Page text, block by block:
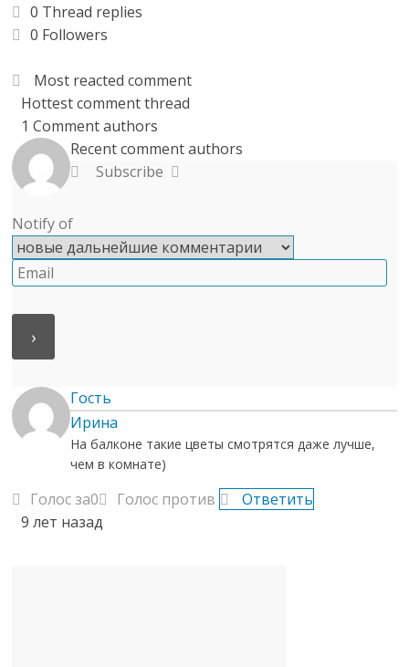
0 Thread replies
0 Followers
Most reacted comment
Hottest comment thread
1 Comment authors
Recent comment authors
Subscribe
Notify of
Гость
Ирина
На балконе такие цветы смотрятся даже лучше,
чем в комнате)
Голос за0 Голос против
Ответить
9 лет назад